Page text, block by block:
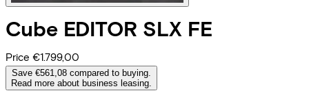
Cube EDITOR SLX FE
Price €1.799,00
Save €561,08 compared to buying.
Read more about business leasing.